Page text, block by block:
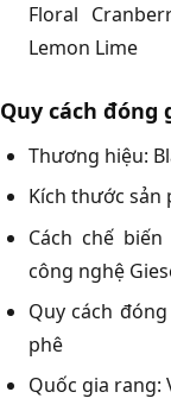
Floral
Lemon Lime
Quy cách đóng
Thương hiệu:
Kích thước sản
Cách chế
công nghệ
Quy cách
phê
Quốc gia rang: